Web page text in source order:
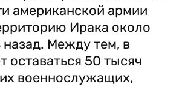
американской армии
Ирака около
назад. Между тем, в
оставаться 50 тысяч
военнослужащих,